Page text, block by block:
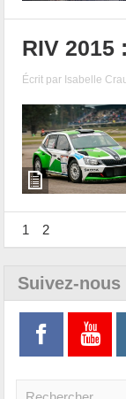
RIV 2015
Écrit par Isabelle
1 2
Suivez-nous